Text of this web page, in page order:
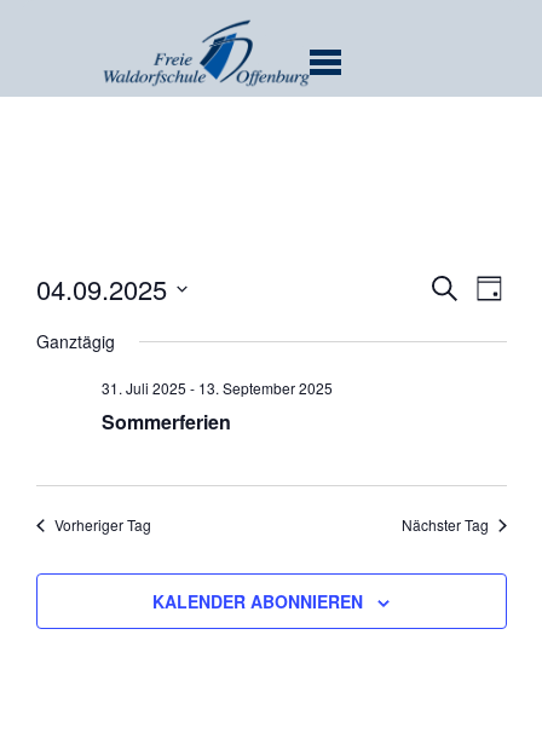
und
SUCHE
TAG
04.09.2025
Ganztägig
31. Juli 2025 - 13. September 2025
Sommerferien
Vorheriger Tag Nächster Tag
KALENDER ABONNIEREN